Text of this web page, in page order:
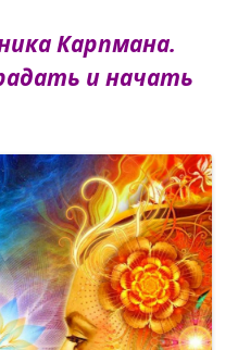
Карпмана.
и начать